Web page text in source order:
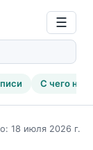
☰
С чего
18 июля 2026 г.